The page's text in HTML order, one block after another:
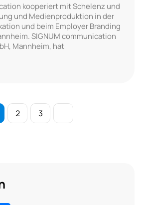
kooperiert mit Schelenz und
und Medienproduktion in der
und beim Employer Branding
SIGNUM communication
Mannheim, hat
2 3